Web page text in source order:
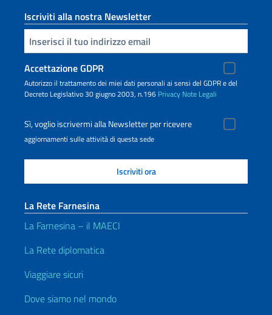
Iscriviti alla nostra Newsletter
Inserisci la tua email
Accettazione GDPR
Autorizzo il trattamento dei miei dati personali ai sensi del GDPR e del
Decreto Legislativo 30 giugno 2003, n.196 Privacy Note Legali
Sì, voglio iscrivermi alla Newsletter per ricevere
aggiornamenti sulle attività di questa sede
La Rete Farnesina
La Farnesina – il MAECI
La Rete diplomatica
Viaggiare sicuri
Dove siamo nel mondo